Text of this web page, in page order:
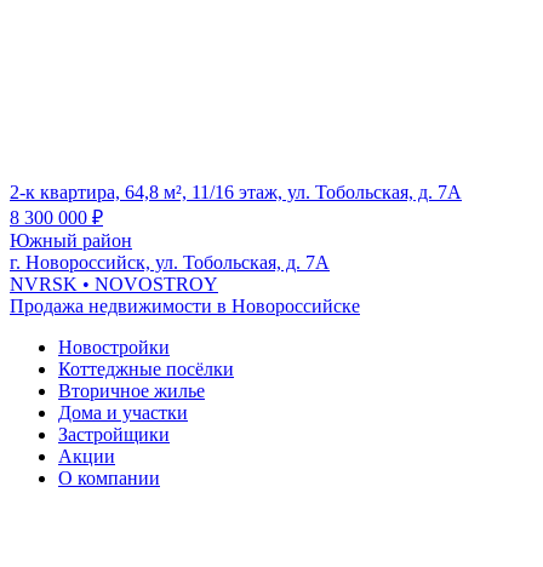
2-к квартира, 64,8 м², 11/16 этаж, ул. Тобольская, д. 7А
8 300 000 ₽
Южный район
г. Новороссийск, ул. Тобольская, д. 7А
NVRSK • NOVOSTROY
Продажа недвижимости в Новороссийске
Новостройки
Коттеджные посёлки
Вторичное жилье
Дома и участки
Застройщики
Акции
О компании